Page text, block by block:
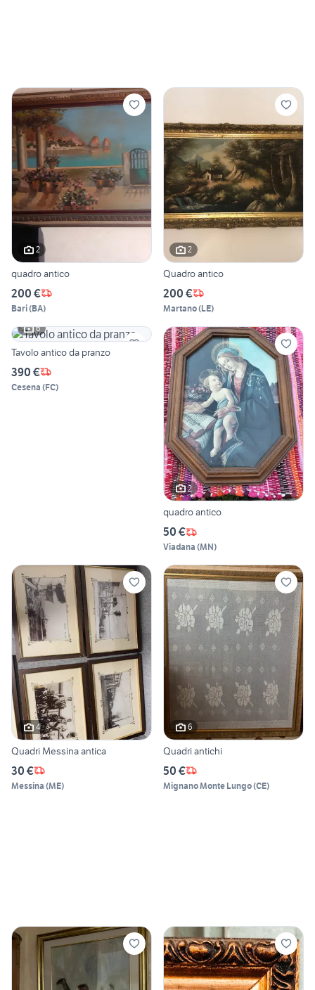
2
quadro antico
200 €
Bari(BA)
2
Quadro antico
200 €
Martano(LE)
6
Tavolo antico da pranzo
390 €
Cesena (FC)
2
quadro antico
50 €
Viadana (MN)
4
Quadri Messina antica
30 €
Messina (ME)
6
Quadri antichi
50 €
Mignano Monte Lungo(CE)